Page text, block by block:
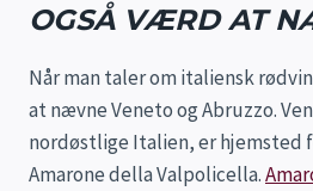
OGSÅ VÆRD AT
Når man taler om italiensk
at nævne Veneto og Abruzzo.
nordøstlige Italien, er hjemsted
Amarone della Valpolicella.